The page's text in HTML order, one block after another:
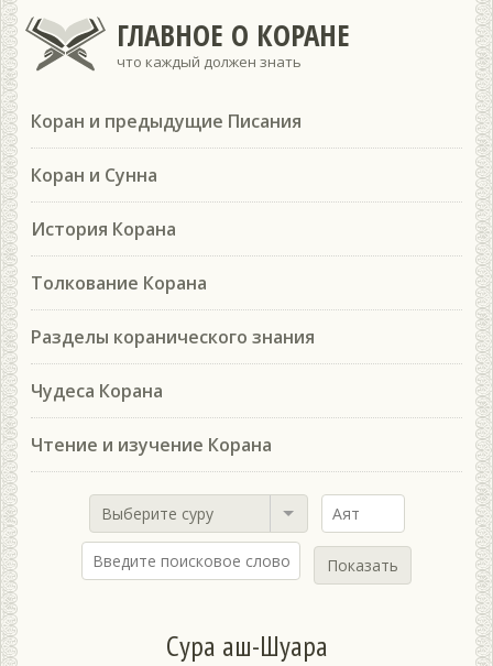
ГЛАВНОЕ О КОРАНЕ
что каждый должен знать
Коран и предыдущие Писания
Коран и Сунна
История Корана
Толкование Корана
Разделы коранического знания
Чудеса Корана
Чтение и изучение Корана
Выберите суру
Показать
Сура аш-Шуара